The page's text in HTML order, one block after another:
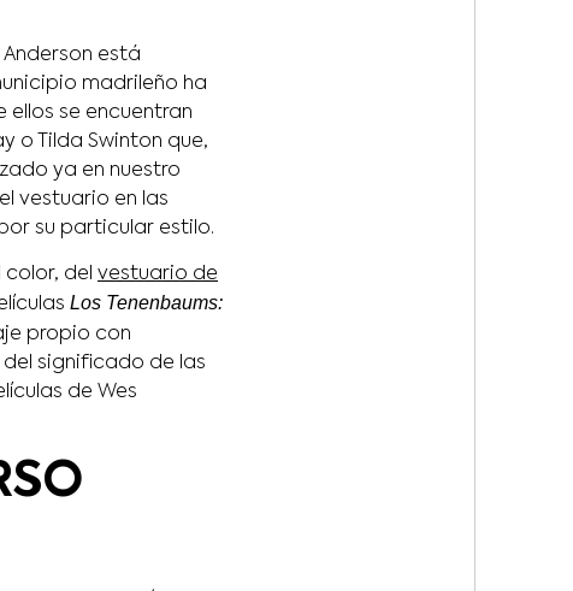
está
madrileño ha
se encuentran
o Tilda Swinton que,
ya en nuestro
vestuario en las
su particular estilo.
del vestuario de
Los Tenenbaums:
propio con
del significado de las
de Wes